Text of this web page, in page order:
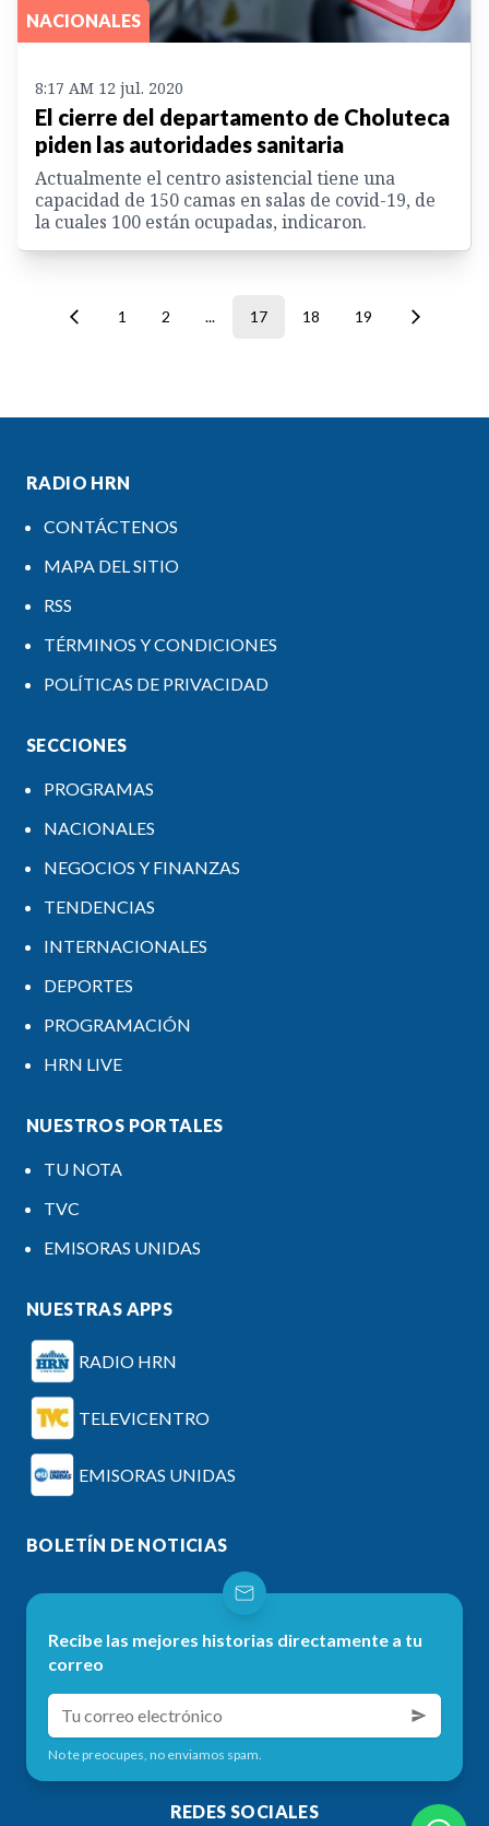
NACIONALES
8:17 AM 12 jul. 2020
El cierre del departamento de Choluteca
piden las autoridades sanitaria
Actualmente el centro asistencial tiene una
capacidad de 150 camas en salas de covid-19, de
la cuales 100 están ocupadas, indicaron.
1 2 ... 17 18 19
RADIO HRN
CONTÁCTENOS
MAPA DEL SITIO
RSS
TÉRMINOS Y CONDICIONES
POLÍTICAS DE PRIVACIDAD
SECCIONES
PROGRAMAS
NACIONALES
NEGOCIOS Y FINANZAS
TENDENCIAS
INTERNACIONALES
DEPORTES
PROGRAMACIÓN
HRN LIVE
NUESTROS PORTALES
TU NOTA
TVC
EMISORAS UNIDAS
NUESTRAS APPS
RADIO HRN
TELEVICENTRO
EMISORAS UNIDAS
BOLETÍN DE NOTICIAS
Recibe las mejores historias directamente a tu
correo
No te preocupes, no enviamos spam.
REDES SOCIALES